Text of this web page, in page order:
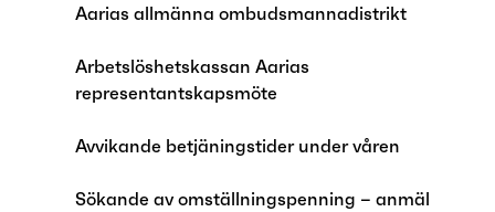
Aarias allmänna ombudsmannadistrikt
Arbetslöshetskassan Aarias
representantskapsmöte
Avvikande betjäningstider under våren
Sökande av omställningspenning – anmäl